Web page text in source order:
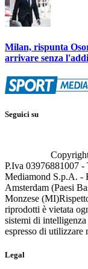
Milan, rispunta
arrivare senza
Seguici su
P.Iva 03976881007
Mediamond S.p.A. -
Amsterdam (Paesi
Monzese (MI)
riprodotti è vietata
sistemi di
espresso di utilizzare
Legal